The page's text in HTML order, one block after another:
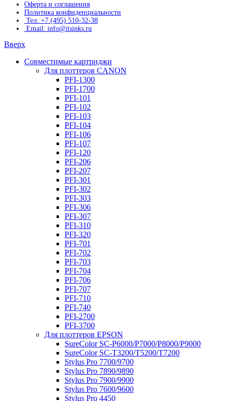
Оферта и соглашения
Политика конфиденциальности
Тел: +7 (495) 510-32-38
Email: info@itsinks.ru
Вверх
Совместимые картриджи
Для плоттеров CANON
PFI-1300
PFI-1700
PFI-101
PFI-102
PFI-103
PFI-104
PFI-106
PFI-107
PFI-120
PFI-206
PFI-207
PFI-301
PFI-302
PFI-303
PFI-306
PFI-307
PFI-310
PFI-320
PFI-701
PFI-702
PFI-703
PFI-704
PFI-706
PFI-707
PFI-710
PFI-740
PFI-2700
PFI-3700
Для плоттеров EPSON
SureColor SC-P6000/P7000/P8000/P9000
SureColor SC-Т3200/T5200/T7200
Stylus Pro 7700/9700
Stylus Pro 7890/9890
Stylus Pro 7900/9900
Stylus Pro 7600/9600
Stylus Pro 4450